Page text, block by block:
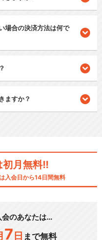
場合の決済方法は何で
ますか？
初月無料!!
入会日から14日間無料
のあなたは…
7 日 まで無料